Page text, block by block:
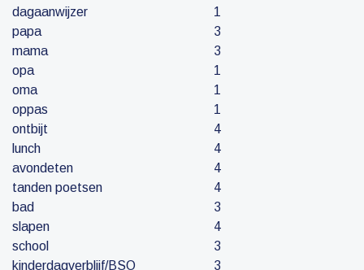
dagaanwijzer
1
papa
3
mama
3
opa
1
oma
1
oppas
1
ontbijt
4
lunch
4
avondeten
4
tanden poetsen
4
bad
3
slapen
4
school
3
kinderdagverblijf/BSO
3